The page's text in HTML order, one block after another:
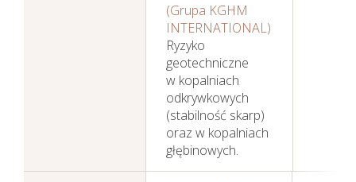
(Grupa KGHM
INTERNATIONAL)
Ryzyko
geotechniczne
w kopalniach
odkrywkowych
(stabilność skarp)
oraz w kopalniach
głębinowych.